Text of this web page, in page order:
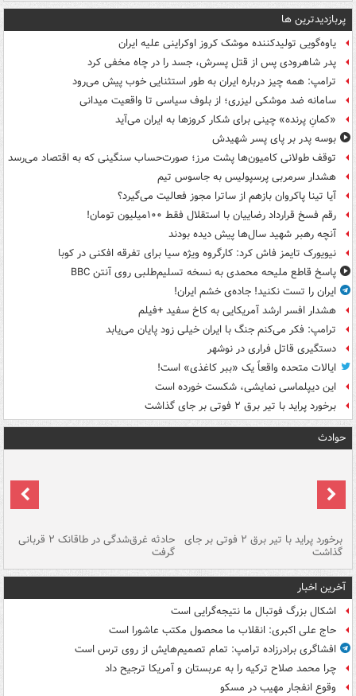
پربازدیدترین ها
یاوه‌گویی تولیدکننده موشک کروز اوکراینی علیه ایران
پدر شاهرودی پس از قتل پسرش، جسد را در چاه مخفی کرد
ترامپ: همه چیز درباره ایران به طور استثنایی خوب پیش می‌رود
سامانه ضد موشکی لیزری؛ از بلوف سیاسی تا واقعیت میدانی
«کمانِ پرنده» چینی برای شکار کروزها به ایران می‌آید
بوسه‌ پدر بر پای پسر شهیدش
توقف طولانی کامیون‌ها پشت مرز؛ صورت‌حساب سنگینی که به اقتصاد می‌رسد
هشدار سرمربی پرسپولیس به جاسوس تیم
آیا تینا پاکروان بازهم از ساترا مجوز فعالیت می‌گیرد؟
رقم فسخ قرارداد رضاییان با استقلال فقط ۱۰۰میلیون تومان!
آنچه رهبر شهید سال‌ها پیش دیده بودند
نیویورک تایمز فاش کرد: کارگروه ویژه سیا برای تفرقه افکنی در کوبا
پاسخ قاطع ملیحه محمدی به نسخه تسلیم‌طلبی روی آنتن BBC
ایران را تست نکنید! جاده‌ی خشم ایران!
هشدار افسر ارشد آمریکایی به کاخ سفید +فیلم
ترامپ: فکر می‌کنم جنگ با ایران خیلی زود پایان می‌یابد
دستگیری قاتل فراری در نوشهر
ایالات متحده واقعاً یک «ببر کاغذی» است!
این دیپلماسی نمایشی، شکست خورده است
برخورد پراید با تیر برق ۲ فوتی بر جای گذاشت
حوادث
برخورد پراید با تیر برق ۲ فوتی بر جای
گذاشت
حادثه غرق‌شدگی در طاقانک ۲ قربانی
گرفت
آخرین اخبار
اشکال بزرگ فوتبال ما نتیجه‌گرایی است
حاج علی اکبری: انقلاب ما محصول مکتب عاشورا است
افشاگری برادرزاده ترامپ: تمام تصمیم‌هایش از روی ترس است
چرا محمد صلاح ترکیه را به عربستان و آمریکا ترجیح داد
وقوع انفجار مهیب در مسکو